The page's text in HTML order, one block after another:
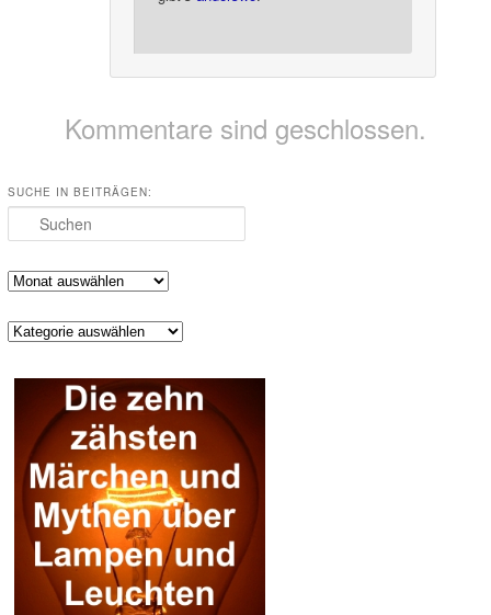
Kommentare sind geschlossen.
SUCHE IN BEITRÄGEN:
Suchen